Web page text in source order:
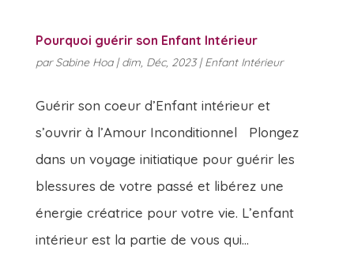
Pourquoi guérir son Enfant Intérieur
parSabine Hoa|dim, Déc, 2023|Enfant Intérieur
Guérir son coeur d’Enfant intérieur et
s’ouvrir à l’Amour Inconditionnel Plongez
dans un voyage initiatique pour guérir les
blessures de votre passé et libérez une
énergie créatrice pour votre vie. L’enfant
intérieur est la partie de vous qui...